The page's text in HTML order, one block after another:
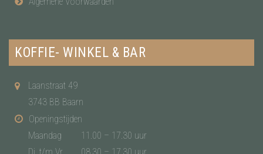
KOFFIE- WINKEL & BAR
Laanstraat 49
3743 BB Baarn
Openingstijden
Maandag
11.00 – 17.30 uur
Di. t/m Vr.
08.30 – 17.30 uur